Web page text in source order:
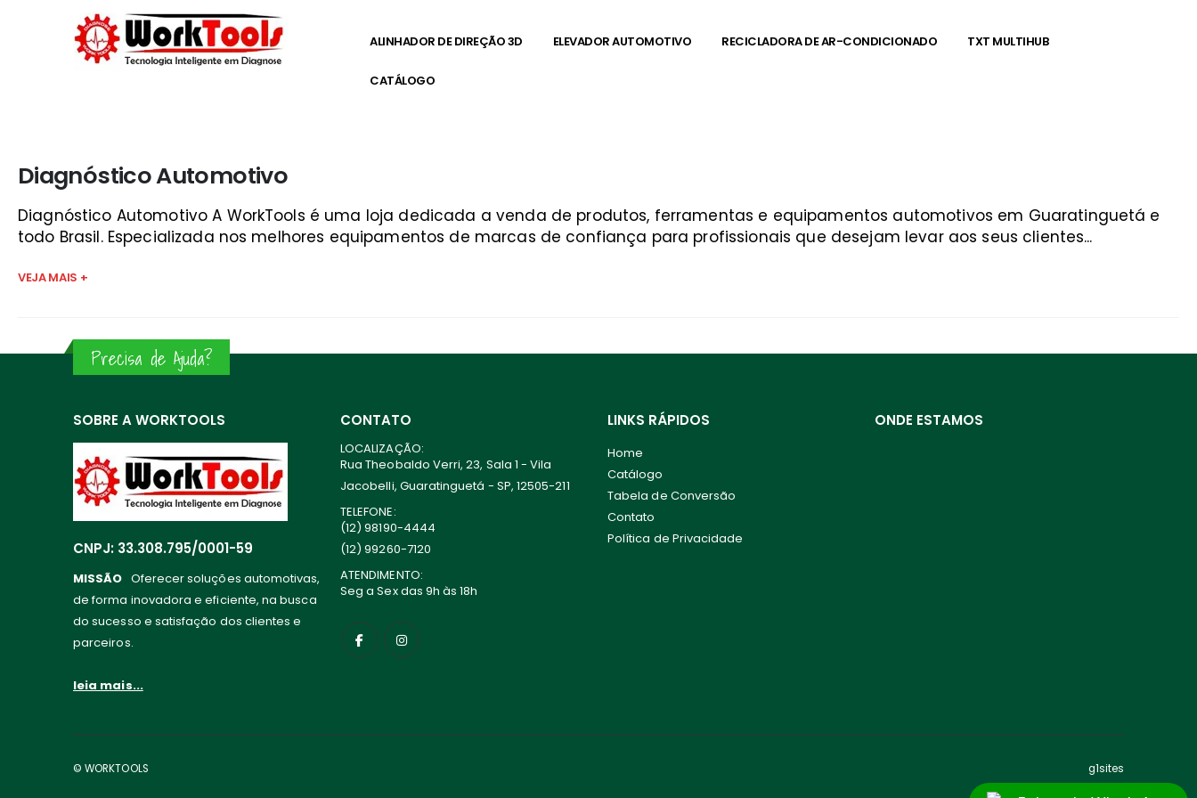
ALINHADOR DE DIREÇÃO 3D ELEVADOR AUTOMOTIVO RECICLADORA DE AR-CONDICIONADO TXT MULTIHUB
CATÁLOGO
Diagnóstico Automotivo
Diagnóstico Automotivo A WorkTools é uma loja dedicada a venda de produtos, ferramentas e equipamentos automotivos em Guaratinguetá e
todo Brasil. Especializada nos melhores equipamentos de marcas de confiança para profissionais que desejam levar aos seus clientes...
VEJA MAIS +
Precisa de Ajuda?
SOBRE A WORKTOOLS
CNPJ: 33.308.795/0001-59
MISSÃO Oferecer soluções automotivas,
de forma inovadora e eficiente, na busca
do sucesso e satisfação dos clientes e
parceiros.
leia mais...
CONTATO
LOCALIZAÇÃO:
Rua Theobaldo Verri, 23, Sala 1 - Vila
Jacobelli, Guaratinguetá - SP, 12505-211
TELEFONE:
(12) 98190-4444
(12) 99260-7120
ATENDIMENTO:
Seg a Sex das 9h às 18h
LINKS RÁPIDOS
Home
Catálogo
Tabela de Conversão
Contato
Política de Privacidade
ONDE ESTAMOS
© WORKTOOLS g1sites